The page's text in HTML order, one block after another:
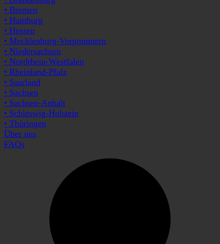
• Bremen
• Hamburg
• Hessen
• Mecklenburg-Vorpommern
• Niedersachsen
• Nordrhein-Westfalen
• Rheinland-Pfalz
• Saarland
• Sachsen
• Sachsen-Anhalt
• Schleswig-Holstein
• Thüringen
Über uns
FAQs